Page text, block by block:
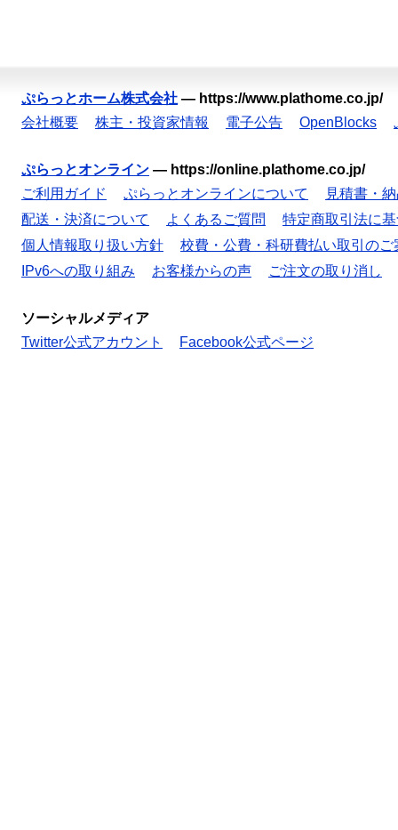
ぷらっとホーム株式会社 — https://www.plathome.co.jp/
会社概要
株主・投資家情報 電子公告 OpenBlocks
ぷらっとオンライン — https://online.plathome.co.jp/
ご利用ガイド
ぷらっとオンラインについて
見積書・
配送・決済について
よくあるご質問
特定商取引法に
個人情報取り扱い方針
校費・公費・科研費払い取引のご
IPv6への取り組み
お客様からの声 ご注文の取り消し
ソーシャルメディア
Twitter公式アカウント
Facebook公式ページ